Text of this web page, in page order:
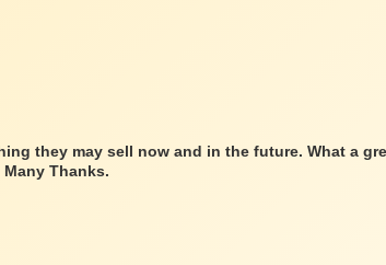
they may sell now and in the future. What a
Many Thanks.